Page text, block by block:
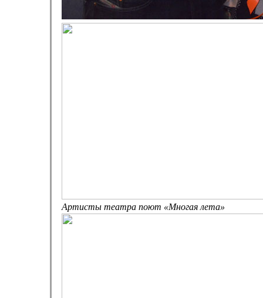
Артисты театра поют «Многая лета»